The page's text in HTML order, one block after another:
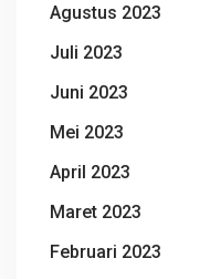
Agustus 2023
Juli 2023
Juni 2023
Mei 2023
April 2023
Maret 2023
Februari 2023